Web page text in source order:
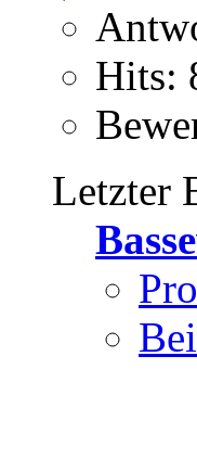
Hits:
Letzter